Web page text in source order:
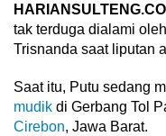
tak terduga dialami
Trisnanda saat liputan
Saat itu, Putu sedang
mudik di Gerbang Tol
Cirebon, Jawa Barat.